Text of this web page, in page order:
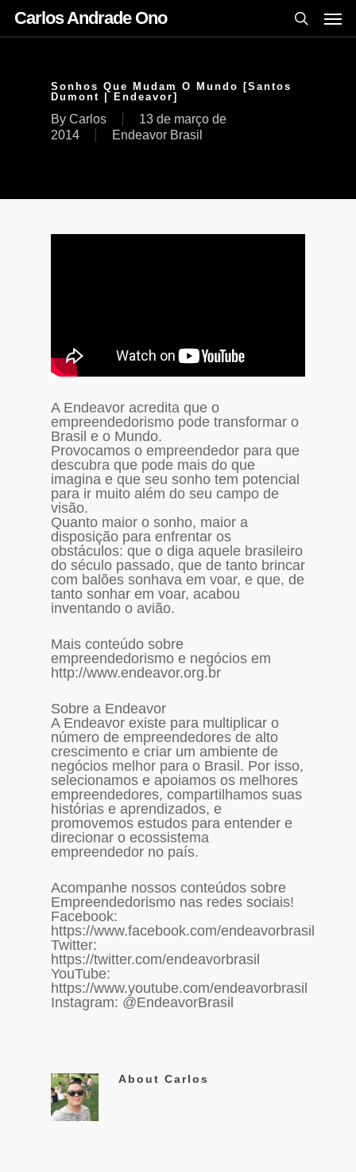
Carlos Andrade Ono
Sonhos Que Mudam O Mundo [Santos
Dumont | Endeavor]
By Carlos
13 de março de
2014
Endeavor Brasil
A Endeavor acredita que o
empreendedorismo pode transformar o
Brasil e o Mundo.
Provocamos o empreendedor para que
descubra que pode mais do que
imagina e que seu sonho tem potencial
para ir muito além do seu campo de
visão.
Quanto maior o sonho, maior a
disposição para enfrentar os
obstáculos: que o diga aquele brasileiro
do século passado, que de tanto brincar
com balões sonhava em voar, e que, de
tanto sonhar em voar, acabou
inventando o avião.
Mais conteúdo sobre
empreendedorismo e negócios em
http://www.endeavor.org.br
Sobre a Endeavor
A Endeavor existe para multiplicar o
número de empreendedores de alto
crescimento e criar um ambiente de
negócios melhor para o Brasil. Por isso,
selecionamos e apoiamos os melhores
empreendedores, compartilhamos suas
histórias e aprendizados, e
promovemos estudos para entender e
direcionar o ecossistema
empreendedor no país.
Acompanhe nossos conteúdos sobre
Empreendedorismo nas redes sociais!
Facebook:
https://www.facebook.com/endeavorbrasil
Twitter:
https://twitter.com/endeavorbrasil
YouTube:
https://www.youtube.com/endeavorbrasil
Instagram: @EndeavorBrasil
About Carlos